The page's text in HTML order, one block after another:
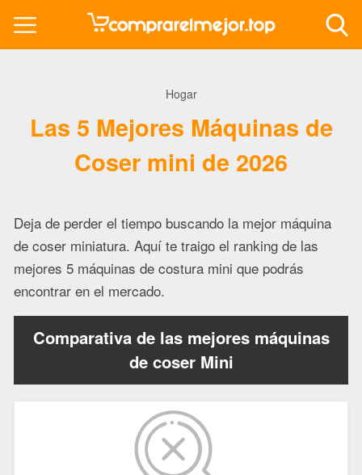
Hogar
Las 5 Mejores Máquinas de
Coser mini de 2026
Deja de perder el tiempo buscando la mejor máquina
de coser miniatura. Aquí te traigo el ranking de las
mejores 5 máquinas de costura mini que podrás
encontrar en el mercado.
Comparativa de las mejores máquinas
de coser Mini